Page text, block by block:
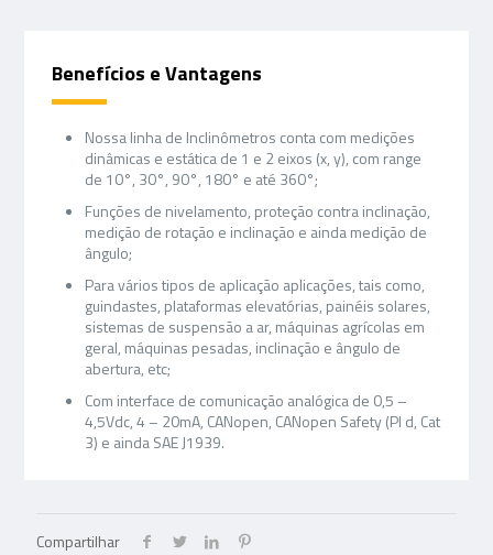
Benefícios e Vantagens
Nossa linha de Inclinômetros conta com medições
dinâmicas e estática de 1 e 2 eixos (x, y), com range
de 10°, 30°, 90°, 180° e até 360°;
Funções de nivelamento, proteção contra inclinação,
medição de rotação e inclinação e ainda medição de
ângulo;
Para vários tipos de aplicação aplicações, tais como,
guindastes, plataformas elevatórias, painéis solares,
sistemas de suspensão a ar, máquinas agrícolas em
geral, máquinas pesadas, inclinação e ângulo de
abertura, etc;
Com interface de comunicação analógica de 0,5 –
4,5Vdc, 4 – 20mA, CANopen, CANopen Safety (Pl d, Cat
3) e ainda SAE J1939.
Compartilhar